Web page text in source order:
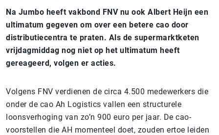
Na Jumbo heeft vakbond FNV nu ook Albert Heijn een
ultimatum gegeven om over een betere cao door
distributiecentra te praten. Als de supermarktketen
vrijdagmiddag nog niet op het ultimatum heeft
gereageerd, volgen er acties.
Volgens FNV verdienen de circa 4.500 medewerkers die
onder de cao Ah Logistics vallen een structurele
loonsverhoging van zo’n 900 euro per jaar. De cao-
voorstellen die AH momenteel doet, zouden ertoe leiden